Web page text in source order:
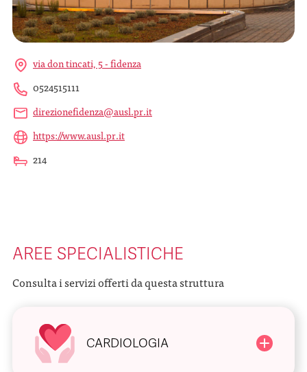
via don tincati, 5 - fidenza
0524515111
direzionefidenza@ausl.pr.it
https://www.ausl.pr.it
214
AREE SPECIALISTICHE
Consulta i servizi offerti da questa struttura
CARDIOLOGIA